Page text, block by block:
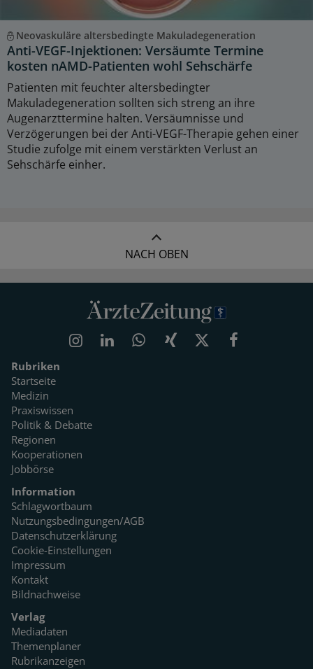
Neovaskuläre altersbedingte Makuladegeneration
Anti-VEGF-Injektionen: Versäumte Termine
kosten nAMD-Patienten wohl Sehschärfe
Patienten mit feuchter altersbedingter
Makuladegeneration sollten sich streng an ihre
Augenarzttermine halten. Versäumnisse und
Verzögerungen bei der Anti-VEGF-Therapie gehen einer
Studie zufolge mit einem verstärkten Verlust an
Sehschärfe einher.
NACH OBEN
Rubriken
Startseite
Medizin
Praxiswissen
Politik & Debatte
Regionen
Kooperationen
Jobbörse
Information
Schlagwortbaum
Nutzungsbedingungen/AGB
Datenschutzerklärung
Cookie-Einstellungen
Impressum
Kontakt
Bildnachweise
Verlag
Mediadaten
Themenplaner
Rubrikanzeigen